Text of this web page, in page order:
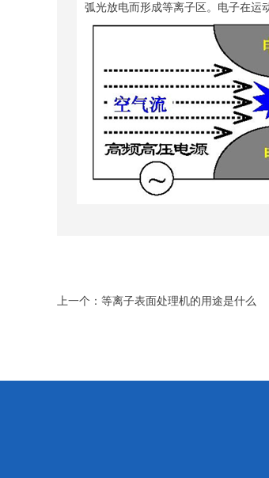
弧光放电而形成等离子区。电子在运
上一个： 等离子表面处理机的用途是什么